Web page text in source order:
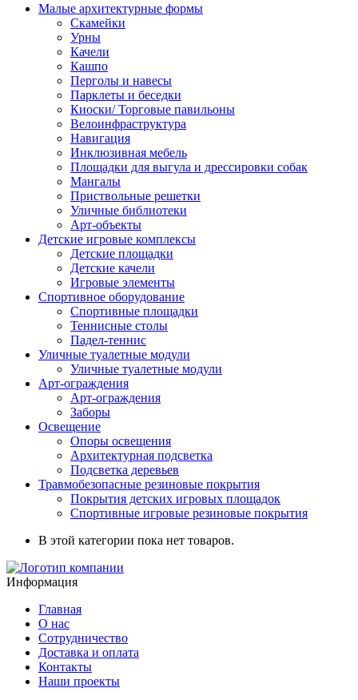
Малые архитектурные формы
Скамейки
Урны
Качели
Кашпо
Перголы и навесы
Парклеты и беседки
Киоски/ Торговые павильоны
Велоинфраструктура
Навигация
Инклюзивная мебель
Площадки для выгула и дрессировки собак
Мангалы
Приствольные решетки
Уличные библиотеки
Арт-объекты
Детские игровые комплексы
Детские площадки
Детские качели
Игровые элементы
Спортивное оборудование
Спортивные площадки
Теннисные столы
Падел-теннис
Уличные туалетные модули
Уличные туалетные модули
Арт-ограждения
Арт-ограждения
Заборы
Освещение
Опоры освещения
Архитектурная подсветка
Подсветка деревьев
Травмобезопасные резиновые покрытия
Покрытия детских игровых площадок
Спортивные игровые резиновые покрытия
В этой категории пока нет товаров.
Информация
Главная
О нас
Сотрудничество
Доставка и оплата
Контакты
Наши проекты